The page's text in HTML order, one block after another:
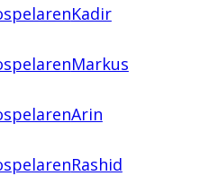
Kadir
Markus
Arin
Rashid